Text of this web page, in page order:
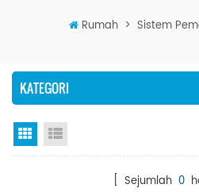
Rumah > Sistem
KATEGORI
Paparan grid
[ Sejumlah 0